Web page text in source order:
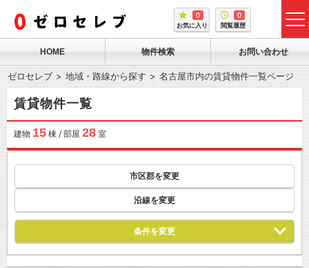
0
お気に入り
0
閲覧履歴
HOME 物件検索 お問い合わせ
ゼロセレブ 地域・路線から探す 名古屋市内の賃貸物件一覧ページ
賃貸物件一覧
建物 15棟 / 部屋 28室
市区郡を変更
沿線を変更
条件を変更